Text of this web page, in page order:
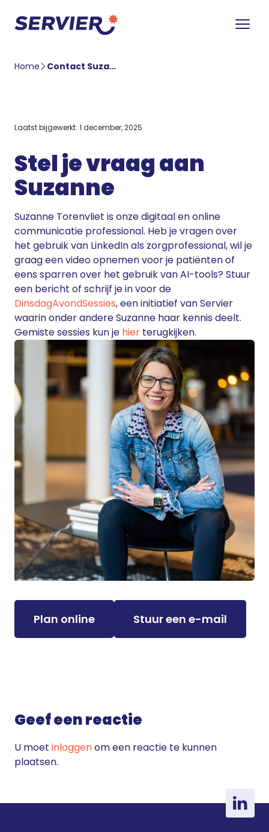
Home Contact Suzanne
Laatst bijgewerkt: 1 december, 2025
Stel je vraag aan
Suzanne
Suzanne Torenvliet is onze digitaal en online
communicatie professional. Heb je vragen over
het gebruik van LinkedIn als zorgprofessional, wil je
graag een video opnemen voor je patiënten of
eens sparren over het gebruik van AI-tools? Stuur
een bericht of schrijf je in voor de
DinsdagAvondSessies, een initiatief van Servier
waarin onder andere Suzanne haar kennis deelt.
Gemiste sessies kun je hier terugkijken.
Plan online Stuur een e-mail
Geef een reactie
U moet inloggenom een reactie te kunnen
plaatsen.